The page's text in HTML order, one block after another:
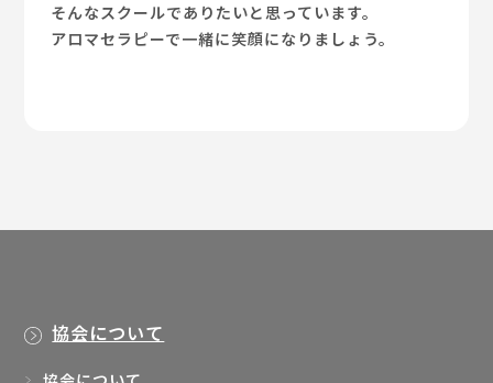
そんなスクールでありたいと思っています。
アロマセラピーで一緒に笑顔になりましょう。
協会について